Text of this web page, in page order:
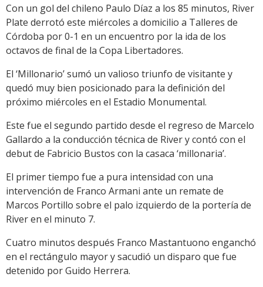
Link
Con un gol del chileno Paulo Díaz a los 85 minutos, River
Plate derrotó este miércoles a domicilio a Talleres de
Córdoba por 0-1 en un encuentro por la ida de los
octavos de final de la Copa Libertadores.
El ‘Millonario’ sumó un valioso triunfo de visitante y
quedó muy bien posicionado para la definición del
próximo miércoles en el Estadio Monumental.
Este fue el segundo partido desde el regreso de Marcelo
Gallardo a la conducción técnica de River y contó con el
debut de Fabricio Bustos con la casaca ‘millonaria’.
El primer tiempo fue a pura intensidad con una
intervención de Franco Armani ante un remate de
Marcos Portillo sobre el palo izquierdo de la portería de
River en el minuto 7.
Cuatro minutos después Franco Mastantuono enganchó
en el rectángulo mayor y sacudió un disparo que fue
detenido por Guido Herrera.